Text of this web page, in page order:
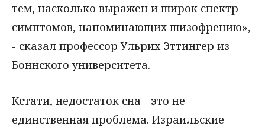
тем, насколько выражен и широк спектр
симптомов, напоминающих шизофрению»,
- сказал профессор Ульрих Эттингер из
Боннского университета.
Кстати, недостаток сна - это не
единственная проблема. Израильские